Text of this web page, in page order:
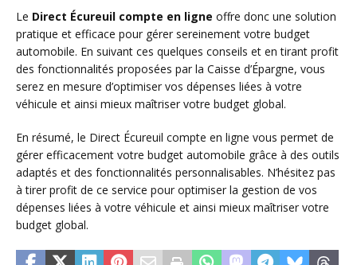
Le Direct Écureuil compte en ligne offre donc une solution
pratique et efficace pour gérer sereinement votre budget
automobile. En suivant ces quelques conseils et en tirant profit
des fonctionnalités proposées par la Caisse d’Épargne, vous
serez en mesure d’optimiser vos dépenses liées à votre
véhicule et ainsi mieux maîtriser votre budget global.
En résumé, le Direct Écureuil compte en ligne vous permet de
gérer efficacement votre budget automobile grâce à des outils
adaptés et des fonctionnalités personnalisables. N’hésitez pas
à tirer profit de ce service pour optimiser la gestion de vos
dépenses liées à votre véhicule et ainsi mieux maîtriser votre
budget global.